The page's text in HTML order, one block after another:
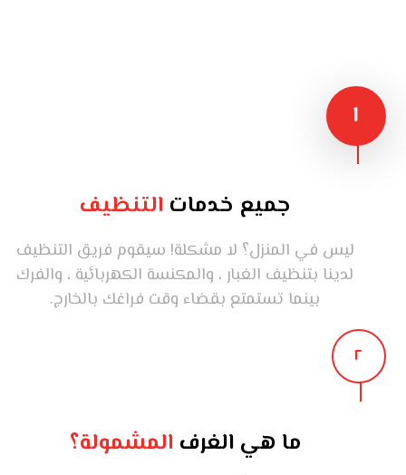
١
جميع خدمات التنظيف
ليس في المنزل؟ لا مشكلة! سيقوم فريق التنظيف
لدينا بتنظيف الغبار ، والمكنسة الكهربائية ، والفرك
بينما تستمتع بقضاء وقت فراغك بالخارج.
٢
ما هي الغرفالمشمولة؟